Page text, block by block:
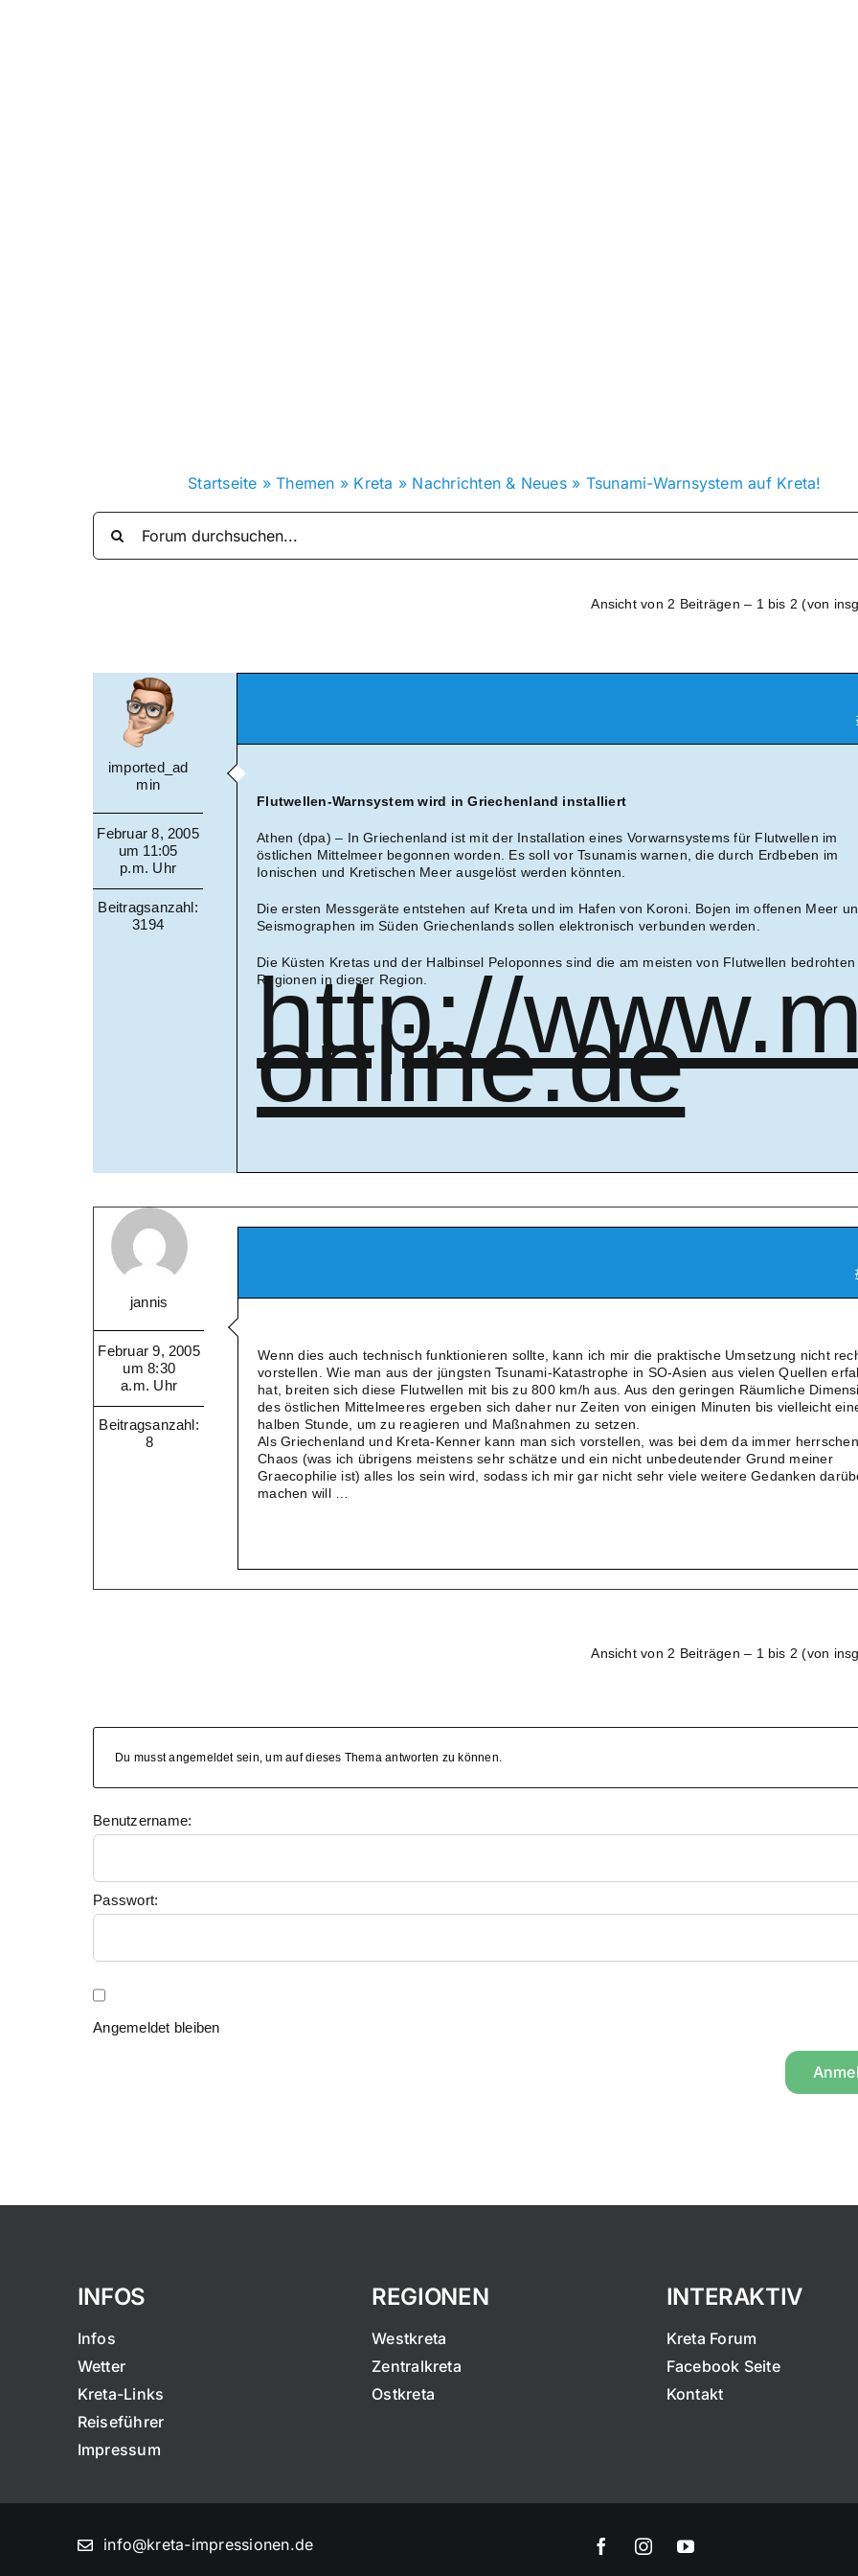
Startseite »Themen » Kreta » Nachrichten & Neues» Tsunami-Warnsystem auf Kreta!
Ansicht von 2 Beiträgen – 1 bis 2 (von
imported_ad
min
Februar 8, 2005
um 11:05
p.m. Uhr
Beitragsanzahl:
3194
Flutwellen-Warnsystem wird in Griechenland installiert
Athen (dpa) – In Griechenland ist mit der Installation eines Vorwarnsystems für Flutwellen im
östlichen Mittelmeer begonnen worden. Es soll vor Tsunamis warnen, die durch Erdbeben im
Ionischen und Kretischen Meer ausgelöst werden könnten.
Die ersten Messgeräte entstehen auf Kreta und im Hafen von Koroni. Bojen im offenen Meer
Seismographen im Süden Griechenlands sollen elektronisch verbunden werden.
Die Küsten Kretas und der Halbinsel Peloponnes sind die am meisten von Flutwellen bedrohten
Regionen in dieser Region.
http://
online.de
jannis
Februar 9, 2005
um 8:30
a.m. Uhr
Beitragsanzahl:
8
Wenn dies auch technisch funktionieren sollte, kann ich mir die praktische Umsetzung nicht
vorstellen. Wie man aus der jüngsten Tsunami-Katastrophe in SO-Asien aus vielen Quellen
hat, breiten sich diese Flutwellen mit bis zu 800 km/h aus. Aus den geringen Räumliche
des östlichen Mittelmeeres ergeben sich daher nur Zeiten von einigen Minuten bis vielleicht
halben Stunde, um zu reagieren und Maßnahmen zu setzen.
Als Griechenland und Kreta-Kenner kann man sich vorstellen, was bei dem da immer
Chaos (was ich übrigens meistens sehr schätze und ein nicht unbedeutender Grund meiner
Graecophilie ist) alles los sein wird, sodass ich mir gar nicht sehr viele weitere Gedanken
machen will …
Ansicht von 2 Beiträgen – 1 bis 2 (von
Du musst angemeldet sein, um auf dieses Thema antworten zu können.
Benutzername:
Passwort:
Angemeldet bleiben
INFOS
Infos
Wetter
Kreta-Links
Reiseführer
Impressum
REGIONEN
Westkreta
Zentralkreta
Ostkreta
INTERAKTIV
Kreta Forum
Facebook Seite
Kontakt
info@kreta-impressionen.de